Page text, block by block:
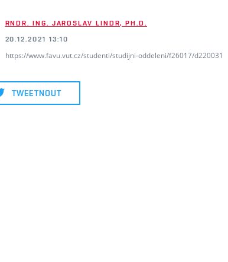
RNDR. ING. JAROSLAV LINDR, PH.D.
20.12.2021 13:10
https://www.favu.vut.cz/studenti/studijni-oddeleni/f26017/d220031
TWEETNOUT